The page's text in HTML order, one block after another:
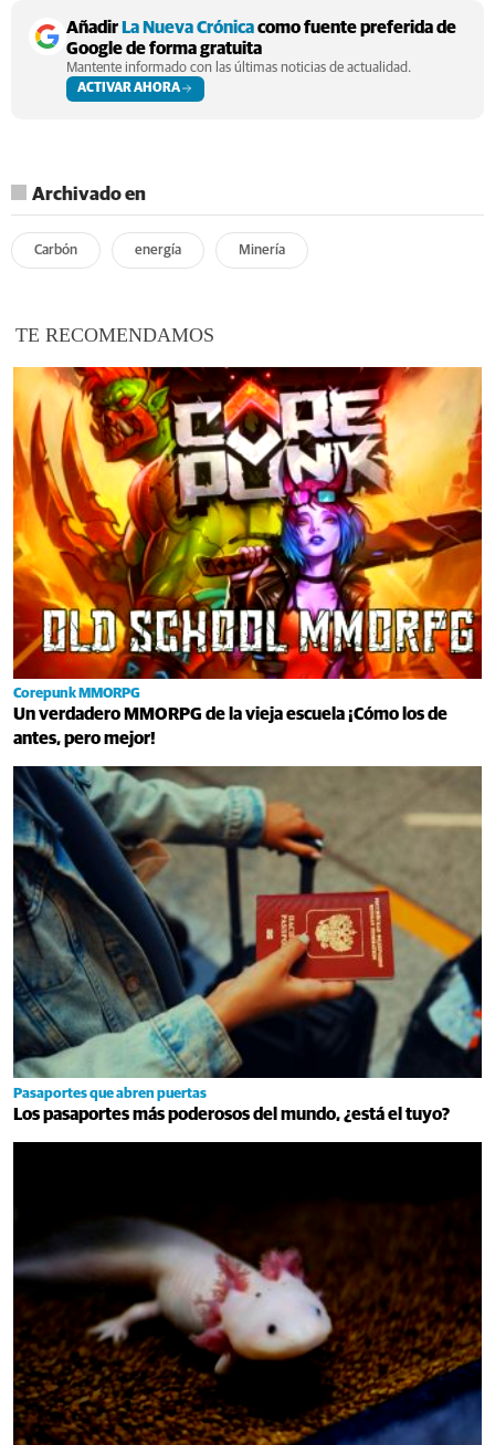
AñadirLa Nueva Crónicacomo fuente preferida de
Google de forma gratuita
Mantente informado con las últimas noticias de actualidad.
ACTIVAR AHORA
Archivado en
Carbón energía Minería
TE RECOMENDAMOS
Corepunk MMORPG
Un verdadero MMORPG de la vieja escuela ¡Cómo los de
antes, pero mejor!
Pasaportes que abren puertas
Los pasaportes más poderosos del mundo, ¿está el tuyo?